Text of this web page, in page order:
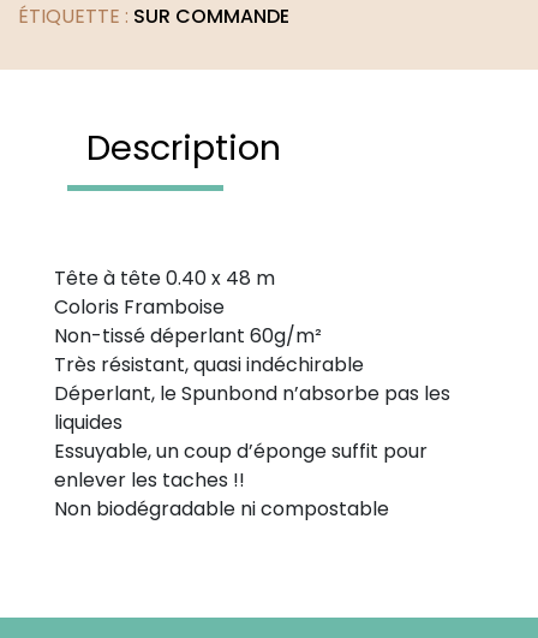
ÉTIQUETTE : SUR COMMANDE
Description
Tête à tête 0.40 x 48 m
Coloris Framboise
Non-tissé déperlant 60g/m²
Très résistant, quasi indéchirable
Déperlant, le Spunbond n’absorbe pas les
liquides
Essuyable, un coup d’éponge suffit pour
enlever les taches !!
Non biodégradable ni compostable